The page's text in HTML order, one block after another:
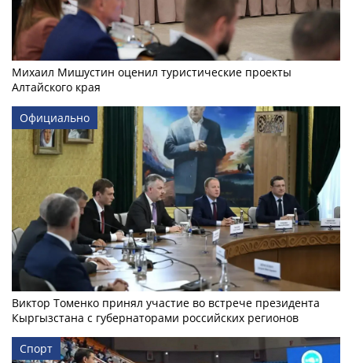
Михаил Мишустин оценил туристические проекты
Алтайского края
Официально
Виктор Томенко принял участие во встрече президента
Кыргызстана с губернаторами российских регионов
Спорт